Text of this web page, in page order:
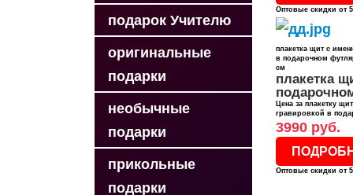
подарок Учителю
оригинальные
подарки
необычные
подарки
прикольные
подарки
Оптовые скидки от
плакетка щит с
в подарочном
см
плакетка
Цена за плакетку
гравировкой в
3990 руб.
Оптовые скидки от